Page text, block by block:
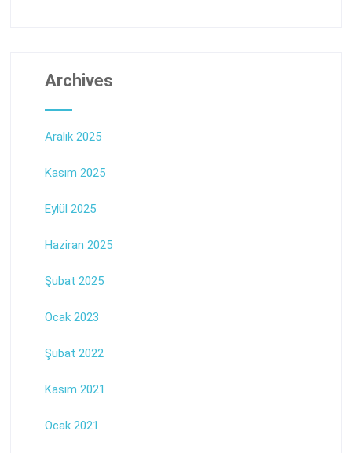
Archives
Aralık 2025
Kasım 2025
Eylül 2025
Haziran 2025
Şubat 2025
Ocak 2023
Şubat 2022
Kasım 2021
Ocak 2021